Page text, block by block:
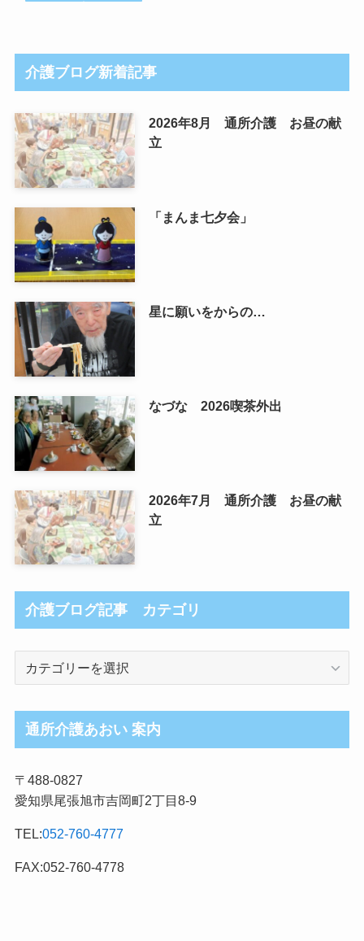
介護ブログ新着記事
2026年8月 通所介護 お昼の献
立
「まんま七夕会」
星に願いをからの…
なづな 2026喫茶外出
2026年7月 通所介護 お昼の献
立
介護ブログ記事 カテゴリ
ロ
グ
事
カ
ゴ
リ
通所介護あおい 案内
〒488-0827
愛知県尾張旭市吉岡町2丁目8-9
TEL:052-760-4777
FAX:052-760-4778